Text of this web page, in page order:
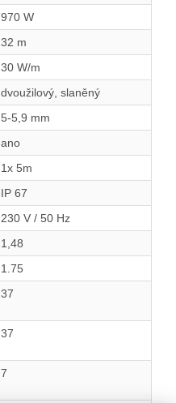
970 W
32 m
30 W/m
dvoužilový, slaněný
5-5,9 mm
ano
1x 5m
IP 67
230 V / 50 Hz
1,48
1.75
37
37
7